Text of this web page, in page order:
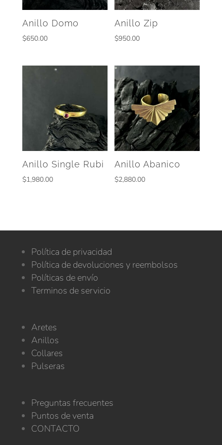
Anillo Domo
$650.00
Anillo Zip
$950.00
Anillo Single Rubi
$1,980.00
Anillo Abanico
$2,880.00
Política de privacidad
Política de devoluciones y reembolsos
Políticas de envío
Terminos de servicio
Aretes
Anillos
Collares
Pulseras
Preguntas frecuentes
Puntos de venta
CONTACTO